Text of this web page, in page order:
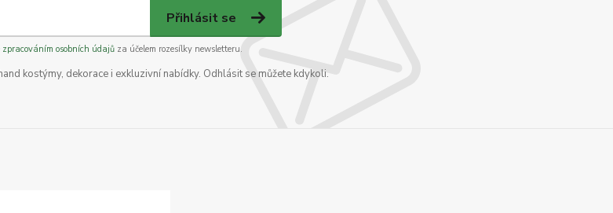
Přihlásit se
zpracováním osobních údajůza účelem rozesílky newsletteru.
kostýmy, dekorace i exkluzivní nabídky. Odhlásit se můžete kdykoli.